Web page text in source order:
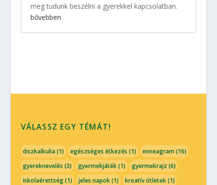
meg tudunk beszélni a gyerekkel kapcsolatban.
bővebben
VÁLASSZ EGY TÉMÁT!
diszkalkulia(1) egészséges étkezés (1) enneagram(16)
gyereknevelés (3) gyermekjáték(1) gyermekrajz (6)
iskolaérettség(1) jeles napok(1) kreatív ötletek(1)